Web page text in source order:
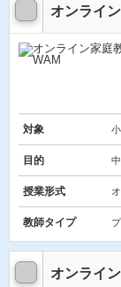
オンライ
対象
目的
授業形式
教師タイプ
オンライ